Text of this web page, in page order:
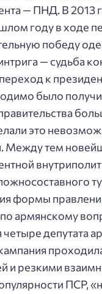
— ПНД. В 2013
году в ходе
победу
— судьба
к
было
это
Между тем
формы
армянскому
четыре депутата
и резкими
ПСР,